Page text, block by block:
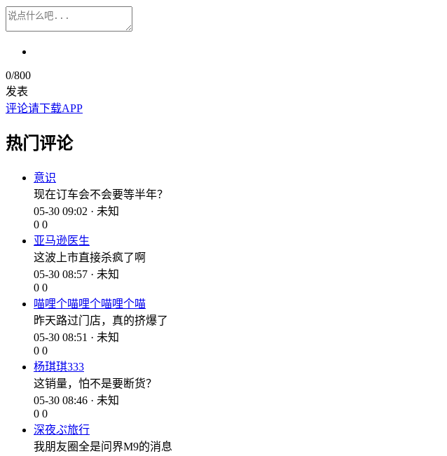
0/800
发表
评论请下载APP
热门评论
意识
现在订车会不会要等半年？
05-30 09:02 · 未知
0 0
亚马逊医生
这波上市直接杀疯了啊
05-30 08:57 · 未知
0 0
喵哩个喵哩个喵哩个喵
昨天路过门店，真的挤爆了
05-30 08:51 · 未知
0 0
杨琪琪333
这销量，怕不是要断货？
05-30 08:46 · 未知
0 0
深夜ぷ旅行
我朋友圈全是问界M9的消息